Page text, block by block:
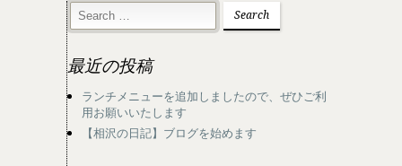
最近の投稿
ランチメニューを追加しましたので、ぜひご利
用お願いいたします
【相沢の日記】ブログを始めます